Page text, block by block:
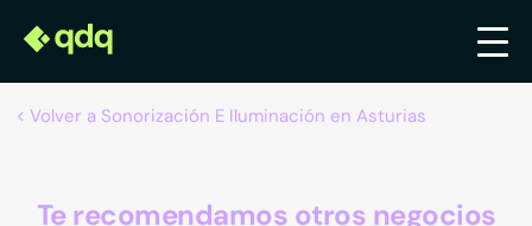
Volver a Sonorización E Iluminación en Asturias
Te recomendamos otros negocios